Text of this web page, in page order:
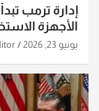
إدارة ترمب
الأجهزة
يونيو 23, 2026